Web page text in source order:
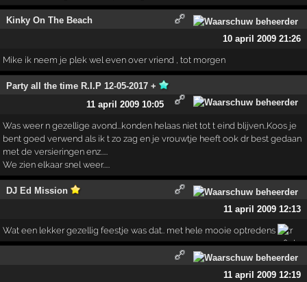
Kinky On The Beach
10 april 2009 21:26
Mike ik neem je plek wel even over vriend , tot morgen
Party all the time R.I.P 12-05-2017 +
11 april 2009 10:05
Was weer n gezellige avond...konden helaas niet tot t eind blijven..Koos je
bent goed verwend als ik t zo zag en je vrouwtje heeft ook dr best gedaan
met de versieringen enz.....
We zien elkaar snel weer.....
DJ Ed Mission
11 april 2009 12:13
Wat een lekker gezellig feestje was dat.. met hele mooie optredens
11 april 2009 12:19